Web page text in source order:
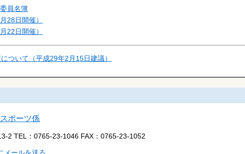
員名簿
28日開催）
22日開催）
ついて（平成29年2月15日建議）
ポーツ係
2 TEL： 0765-23-1046 FAX： 0765-23-1052